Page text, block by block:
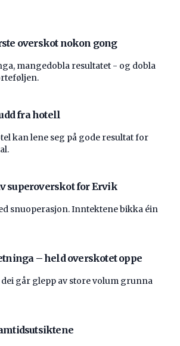
overskot nokon gong
mangedobla resultatet - og dobla
fra hotell
kan lene seg på gode resultat for
superoverskot for Ervik
snuoperasjon. Inntektene bikka éin
– held overskotet oppe
går glepp av store volum grunna